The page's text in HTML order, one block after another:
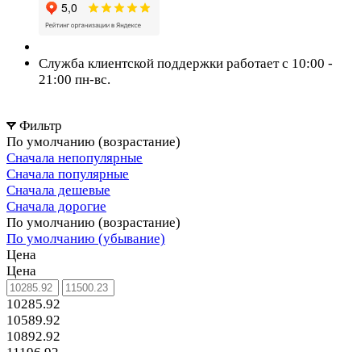
Служба клиентской поддержки работает с 10:00 -
21:00 пн-вс.
Фильтр
По умолчанию (возрастание)
Сначала непопулярные
Сначала популярные
Сначала дешевые
Сначала дорогие
По умолчанию (возрастание)
По умолчанию (убывание)
Цена
Цена
10285.92
10589.92
10892.92